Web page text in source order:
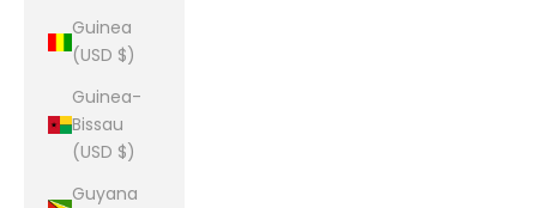
Guinea
(USD $)
Guinea-
Bissau
(USD $)
Guyana